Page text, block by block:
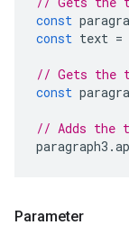
const
const text =
// Gets the
const
// Adds the
paragraph3 .
Parameter